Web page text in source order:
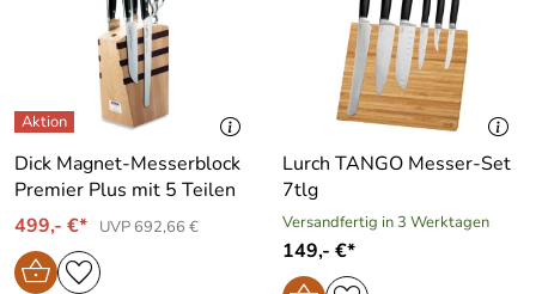
Dick Magnet-Messerblock
Premier Plus mit 5 Teilen
499,- €*
UVP 692,66 €
Lurch TANGO Messer-Set
7tlg
Versandfertig in 3 Werktagen
149,- €*